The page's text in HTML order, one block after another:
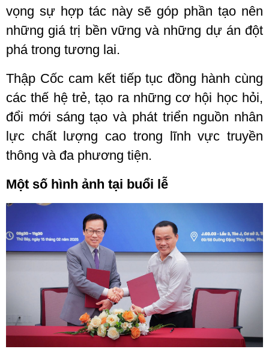
vọng sự hợp tác này sẽ góp phần tạo nên
những giá trị bền vững và những dự án đột
phá trong tương lai.
Thập Cốc cam kết tiếp tục đồng hành cùng
các thế hệ trẻ, tạo ra những cơ hội học hỏi,
đổi mới sáng tạo và phát triển nguồn nhân
lực chất lượng cao trong lĩnh vực truyền
thông và đa phương tiện.
Một số hình ảnh tại buổi lễ